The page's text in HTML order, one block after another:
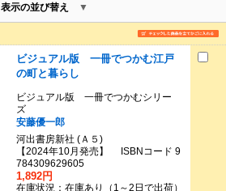
表示の並び替え
ビジュアル版 一冊でつかむ江戸
の町と暮らし
ビジュアル版 一冊でつかむシリー
ズ
安藤優一郎
河出書房新社 (Ａ５)
【2024年10月発売】 ISBNコード 9
784309629605
1,892円
在庫状況：在庫あり（1～2日で出荷）